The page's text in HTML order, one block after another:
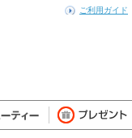
ご利用ガイド